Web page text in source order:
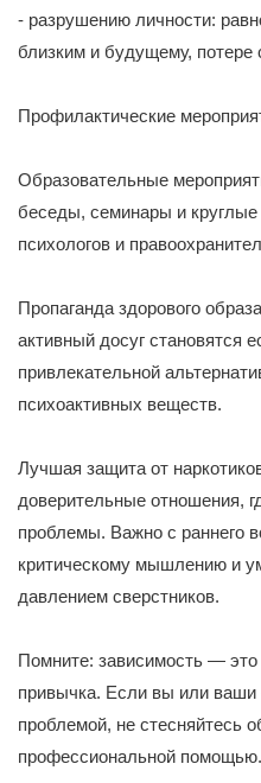
- разрушению личности:
близким и будущему,
Профилактические
Образовательные
беседы, семинары и
психологов и
Пропаганда здорового
активный досуг становятся
привлекательной
психоактивных веществ.
Лучшая защита от
доверительные отношения,
проблемы. Важно с раннего
критическому мышлению и
давлением сверстников.
Помните: зависимость — это
привычка. Если вы или ваши
проблемой, не стесняйтесь
профессиональной